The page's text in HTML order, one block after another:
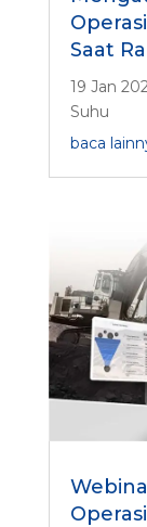
Saat
19 Jan
Suhu
baca